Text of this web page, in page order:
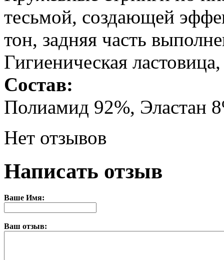
тесьмой, создающей
тон, задняя часть
Гигиеническая
Состав:
Полиамид 92%, Эластан
Нет отзывов
Написать отзыв
Ваше Имя:
Ваш отзыв: